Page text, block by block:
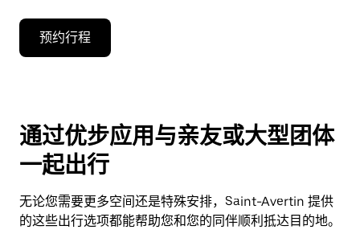
预约行程
通过优步应用与亲友或大型团体
一起出行
无论您需要更多空间还是特殊安排，Saint-Avertin 提供
的这些出行选项都能帮助您和您的同伴顺利抵达目的地。